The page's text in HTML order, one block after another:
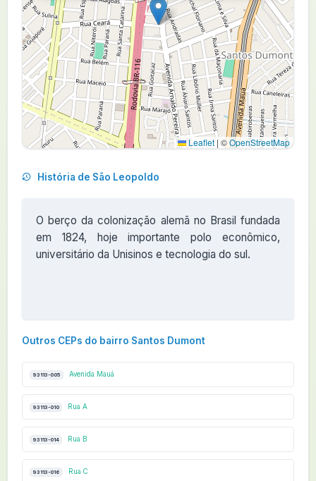
Leaflet | ©OpenStreetMap
História de São Leopoldo
O berço da colonização alemã no Brasil fundada
em 1824, hoje importante polo econômico,
universitário da Unisinos e tecnologia do sul.
Outros CEPs do bairro Santos Dumont
93113-005 Avenida Mauá
93113-010 Rua A
93113-014 Rua B
93113-016 Rua C